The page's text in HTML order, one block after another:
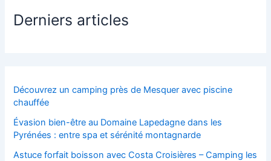
Derniers articles
Découvrez un camping près de Mesquer avec piscine
chauffée
Évasion bien-être au Domaine Lapedagne dans les
Pyrénées : entre spa et sérénité montagnarde
Astuce forfait boisson avec Costa Croisières – Camping les